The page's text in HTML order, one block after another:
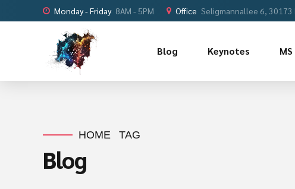
Monday - Friday 8AM - 5PM Office Seligmannallee 6,
Blog Keynotes
HOME TAG
Blog